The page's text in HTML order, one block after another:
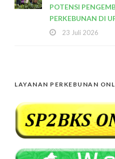
POTENSI
PERKEBUNAN DI
23 Juli 2026
LAYANAN PERKEBUNAN